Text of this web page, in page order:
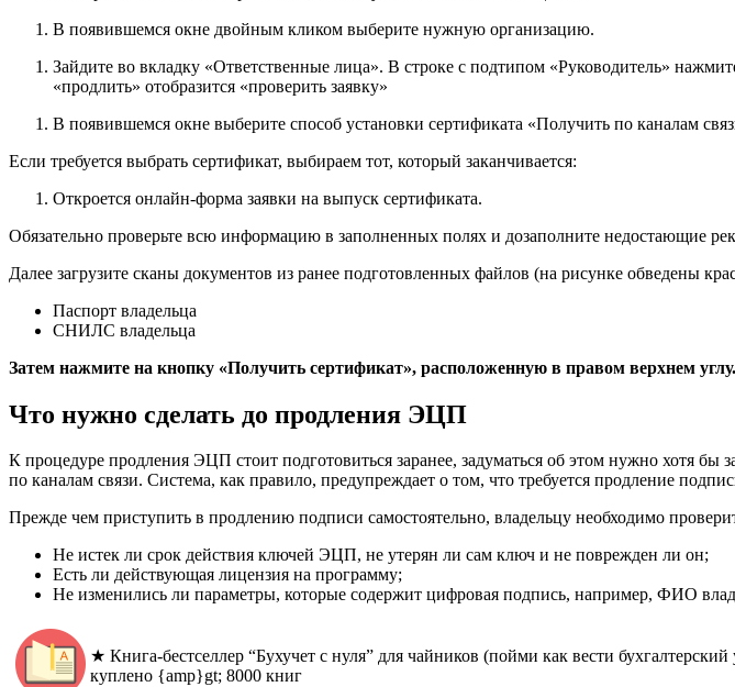
В появившемся окне двойным кликом выберите нужную организацию.
Зайдите во вкладку «Ответственные лица». В строке с подтипом «Руководитель»
«продлить» отобразится «проверить заявку»
В появившемся окне выберите способ установки сертификата «Получить по каналам
Если требуется выбрать сертификат, выбираем тот, который заканчивается:
Откроется онлайн-форма заявки на выпуск сертификата.
Обязательно проверьте всю информацию в заполненных полях и дозаполните недостающие
Далее загрузите сканы документов из ранее подготовленных файлов (на рисунке обведены
Паспорт владельца
СНИЛС владельца
Затем нажмите на кнопку «Получить сертификат», расположенную в правом верхнем
Что нужно сделать до продления ЭЦП
К процедуре продления ЭЦП стоит подготовиться заранее, задуматься об этом нужно хотя бы
по каналам связи. Система, как правило, предупреждает о том, что требуется продление
Прежде чем приступить в продлению подписи самостоятельно, владельцу необходимо
Не истек ли срок действия ключей ЭЦП, не утерян ли сам ключ и не поврежден ли он;
Есть ли действующая лицензия на программу;
Не изменились ли параметры, которые содержит цифровая подпись, например, ФИО
★ Книга-бестселлер “Бухучет с нуля” для чайников (пойми как вести бухгалтерский
куплено {amp}gt; 8000 книг